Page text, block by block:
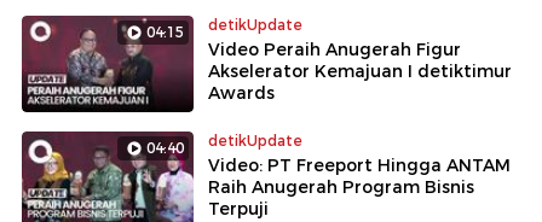
04:15 detikUpdate
Video Peraih Anugerah Figur
Akselerator Kemajuan I detiktimur
Awards
04:40 detikUpdate
Video: PT Freeport Hingga ANTAM
Raih Anugerah Program Bisnis
Terpuji